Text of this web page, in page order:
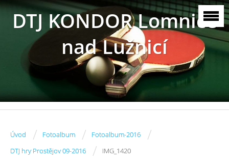
DTJ KONDOR Lomnice
nad Lužnicí
Úvod / Fotoalbum / Fotoalbum-2016 /
DTJ hry Prostějov 09-2016 / IMG_1420